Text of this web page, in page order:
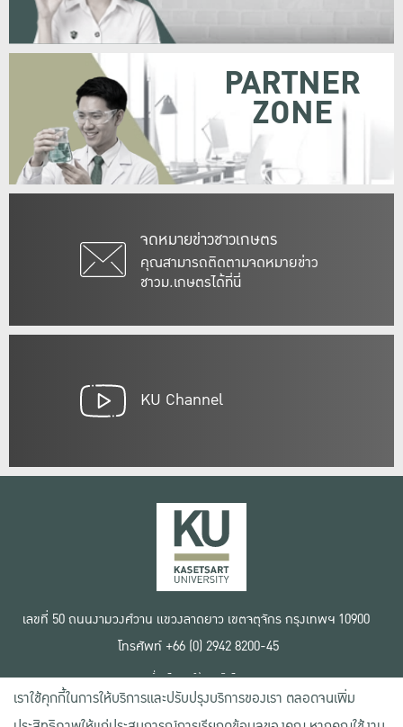
จดหมายข่าวชาวเกษตร
คุณสามารถติดตามจดหมายข่าว
ชาวม.เกษตรได้ที่นี่
PARTNER
ZONE
KU Channel
เลขที่ 50 ถนนงามวงศ์วาน แขวงลาดยาว เขตจตุจักร กรุงเทพฯ 10900
โทรศัพท์ +66 (0) 2942 8200-45
เงื่อนไขการใช้งานเว็บไซต์
ข้อตกลงด้านสิทธิ์ใช้งาน
นโยบายความเป็นส่วนตัว
เราใช้คุกกี้ในการให้บริการและปรับปรุงบริการของเรา ตลอดจนเพิ่ม